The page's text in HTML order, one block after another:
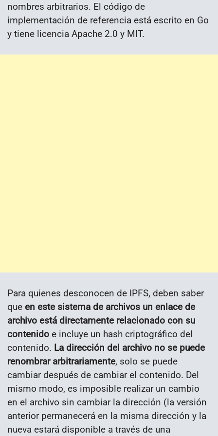
nombres arbitrarios. El código de
implementación de referencia está escrito en Go
y tiene licencia Apache 2.0 y MIT.
Para quienes desconocen de IPFS, deben saber
que en este sistema de archivos un enlace de
archivo está directamente relacionado con su
contenido e incluye un hash criptográfico del
contenido. La dirección del archivo no se puede
renombrar arbitrariamente, solo se puede
cambiar después de cambiar el contenido. Del
mismo modo, es imposible realizar un cambio
en el archivo sin cambiar la dirección (la versión
anterior permanecerá en la misma dirección y la
nueva estará disponible a través de una